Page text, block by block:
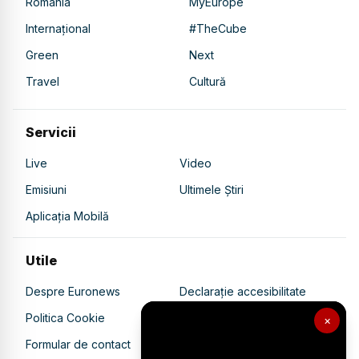
×
Internațional
#TheCube
Green
Next
Travel
Cultură
Servicii
Live
Video
Emisiuni
Ultimele Știri
Aplicația Mobilă
Utile
Despre Euronews
Declarație accesibilitate
Politica Cookie
Politica de confidențialitate
Formular de contact